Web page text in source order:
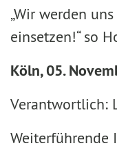
„Wir werden
einsetzen!“ so
Köln, 05.
Verantwortlich:
Weiterführende